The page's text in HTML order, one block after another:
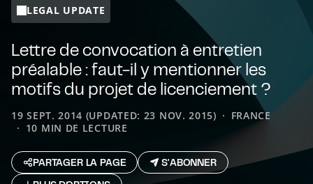
LEGAL UPDATE
Lettre de convocation à entretien
préalable : faut-il y mentionner les
motifs du projet de licenciement ?
19 SEPT. 2014 (UPDATED: 23 NOV. 2015)
FRANCE
10 MIN DE LECTURE
PARTAGER LA PAGE
S'ABONNER